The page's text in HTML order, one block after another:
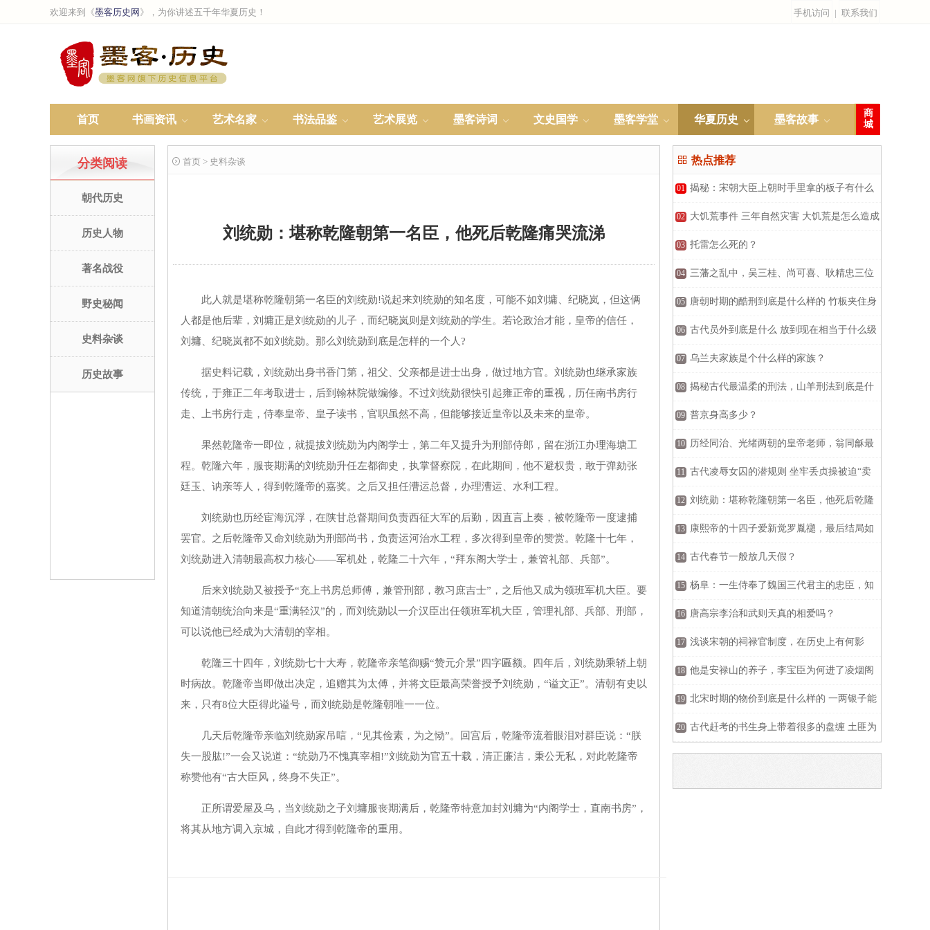
欢迎来到《墨客历史网 》，为你讲述五千年华夏历史！ 手机访问 | 联系我们
首页 书画资讯 艺术名家 书法品鉴 艺术展览 墨客诗词 文史国学 墨客学堂 华夏历史 墨客故事
商
城
分类阅读
朝代历史
历史人物
著名战役
野史秘闻
史料杂谈
历史故事
 首页 > 史料杂谈
刘统勋：堪称乾隆朝第一名臣，他死后乾隆痛哭流涕
此人就是堪称乾隆朝第一名臣的刘统勋!说起来刘统勋的知名度，可能不如刘墉、纪晓岚，但这俩
人都是他后辈，刘墉正是刘统勋的儿子，而纪晓岚则是刘统勋的学生。若论政治才能，皇帝的信任，
刘墉、纪晓岚都不如刘统勋。那么刘统勋到底是怎样的一个人?
据史料记载，刘统勋出身书香门第，祖父、父亲都是进士出身，做过地方官。刘统勋也继承家族
传统，于雍正二年考取进士，后到翰林院做编修。不过刘统勋很快引起雍正帝的重视，历任南书房行
走、上书房行走，侍奉皇帝、皇子读书，官职虽然不高，但能够接近皇帝以及未来的皇帝。
果然乾隆帝一即位，就提拔刘统勋为内阁学士，第二年又提升为刑部侍郎，留在浙江办理海塘工
程。乾隆六年，服丧期满的刘统勋升任左都御史，执掌督察院，在此期间，他不避权贵，敢于弹劾张
廷玉、讷亲等人，得到乾隆帝的嘉奖。之后又担任漕运总督，办理漕运、水利工程。
刘统勋也历经宦海沉浮，在陕甘总督期间负责西征大军的后勤，因直言上奏，被乾隆帝一度逮捕
罢官。之后乾隆帝又命刘统勋为刑部尚书，负责运河治水工程，多次得到皇帝的赞赏。乾隆十七年，
刘统勋进入清朝最高权力核心——军机处，乾隆二十六年，“拜东阁大学士，兼管礼部、兵部”。
后来刘统勋又被授予“充上书房总师傅，兼管刑部，教习庶吉士”，之后他又成为领班军机大臣。要
知道清朝统治向来是“重满轻汉”的，而刘统勋以一介汉臣出任领班军机大臣，管理礼部、兵部、刑部，
可以说他已经成为大清朝的宰相。
乾隆三十四年，刘统勋七十大寿，乾隆帝亲笔御赐“赞元介景”四字匾额。四年后，刘统勋乘轿上朝
时病故。乾隆帝当即做出决定，追赠其为太傅，并将文臣最高荣誉授予刘统勋，“谥文正”。清朝有史以
来，只有8位大臣得此谥号，而刘统勋是乾隆朝唯一一位。
几天后乾隆帝亲临刘统勋家吊唁，“见其俭素，为之恸”。回宫后，乾隆帝流着眼泪对群臣说：“朕
失一股肱!”一会又说道：“统勋乃不愧真宰相!”刘统勋为官五十载，清正廉洁，秉公无私，对此乾隆帝
称赞他有“古大臣风，终身不失正”。
正所谓爱屋及乌，当刘统勋之子刘墉服丧期满后，乾隆帝特意加封刘墉为“内阁学士，直南书房”，
将其从地方调入京城，自此才得到乾隆帝的重用。
 热点推荐
01 揭秘：宋朝大臣上朝时手里拿的板子有什么
作用？
02 大饥荒事件 三年自然灾害 大饥荒是怎么造成
的
03 托雷怎么死的？
04 三藩之乱中，吴三桂、尚可喜、耿精忠三位
藩王的结局是怎样的？
05 唐朝时期的酷刑到底是什么样的 竹板夹住身
子并没有那么简单
06 古代员外到底是什么 放到现在相当于什么级
别
07 乌兰夫家族是个什么样的家族？
08 揭秘古代最温柔的刑法，山羊刑法到底是什
么？
09 普京身高多少？
10 历经同治、光绪两朝的皇帝老师，翁同龢最
后结局如何？
11 古代凌辱女囚的潜规则 坐牢丢贞操被迫“卖
肉”
12 刘统勋：堪称乾隆朝第一名臣，他死后乾隆
痛哭流涕
13 康熙帝的十四子爱新觉罗胤禵，最后结局如
何？
14 古代春节一般放几天假？
15 杨阜：一生侍奉了魏国三代君主的忠臣，知
名度怎么不高？
16 唐高宗李治和武则天真的相爱吗？
17 浅谈宋朝的祠禄官制度，在历史上有何影
响？
18 他是安禄山的养子，李宝臣为何进了凌烟阁
？
19 北宋时期的物价到底是什么样的 一两银子能
买到什么
20 古代赶考的书生身上带着很多的盘缠 土匪为
什么不直接对他们下手